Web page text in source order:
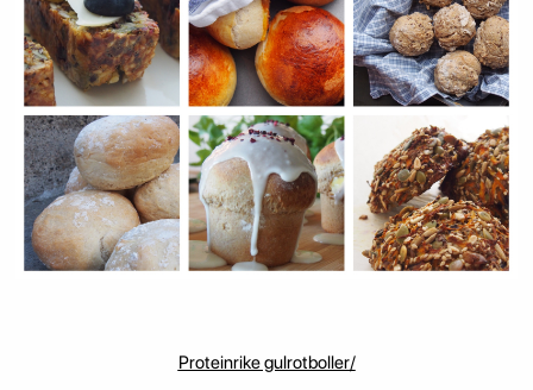
Proteinrike gulrotboller/